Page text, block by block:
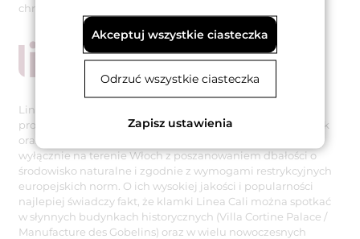
chromowanym matowym.
Linea Cali to uznana włoska firma specjalizująca się w
projektowaniu i produkcji najwyższej jakości klamek, gałek
oraz pochwytów. Wszystkie produkty marki wytwarzane są
wyłącznie na terenie Włoch z poszanowaniem dbałości o
środowisko naturalne i zgodnie z wymogami restrykcyjnych
europejskich norm. O ich wysokiej jakości i popularności
najlepiej świadczy fakt, że klamki Linea Cali można spotkać
w słynnych budynkach historycznych (Villa Cortine Palace /
Manufacture des Gobelins) oraz w wielu nowoczesnych
Akceptuj wszystkie ciasteczka
Odrzuć wszystkie ciasteczka
Zapisz ustawienia